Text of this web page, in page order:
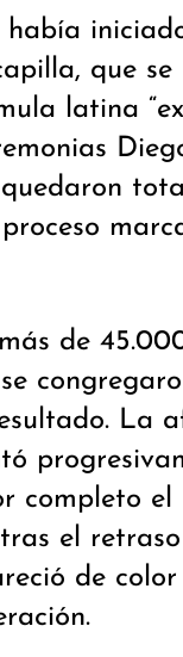
que se
latina
de
La
completo el
el
de